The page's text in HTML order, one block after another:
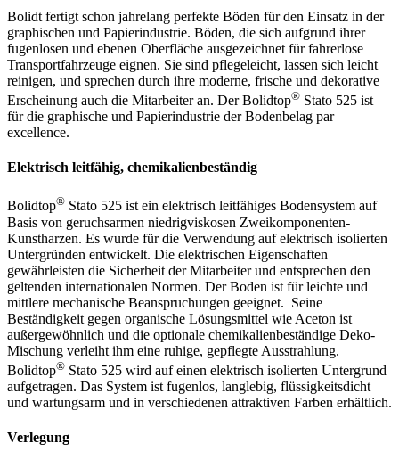
Bolidt fertigt schon jahrelang perfekte Böden für den Einsatz in der
graphischen und Papierindustrie. Böden, die sich aufgrund ihrer
fugenlosen und ebenen Oberfläche ausgezeichnet für fahrerlose
Transportfahrzeuge eignen. Sie sind pflegeleicht, lassen sich leicht
reinigen, und sprechen durch ihre moderne, frische und dekorative
Erscheinung auch die Mitarbeiter an. Der Bolidtop® Stato 525 ist
für die graphische und Papierindustrie der Bodenbelag par
excellence.
Elektrisch leitfähig, chemikalienbeständig
Bolidtop® Stato 525 ist ein elektrisch leitfähiges Bodensystem auf
Basis von geruchsarmen niedrigviskosen Zweikomponenten-
Kunstharzen. Es wurde für die Verwendung auf elektrisch isolierten
Untergründen entwickelt. Die elektrischen Eigenschaften
gewährleisten die Sicherheit der Mitarbeiter und entsprechen den
geltenden internationalen Normen. Der Boden ist für leichte und
mittlere mechanische Beanspruchungen geeignet. Seine
Beständigkeit gegen organische Lösungsmittel wie Aceton ist
außergewöhnlich und die optionale chemikalienbeständige Deko-
Mischung verleiht ihm eine ruhige, gepflegte Ausstrahlung.
Bolidtop® Stato 525 wird auf einen elektrisch isolierten Untergrund
aufgetragen. Das System ist fugenlos, langlebig, flüssigkeitsdicht
und wartungsarm und in verschiedenen attraktiven Farben erhältlich.
Verlegung